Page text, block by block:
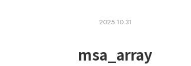
2025.10.31
msa_array